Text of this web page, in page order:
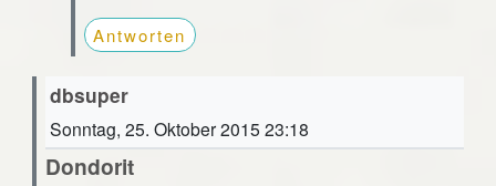
Antworten
dbsuper
Sonntag, 25. Oktober 2015 23:18
Dondorit